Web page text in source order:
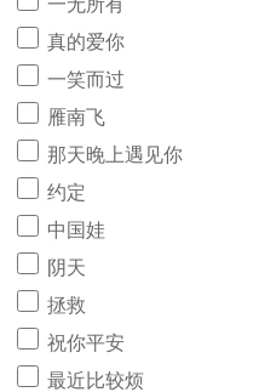
一无所有
真的爱你
一笑而过
雁南飞
那天晚上遇见你
约定
中国娃
阴天
拯救
祝你平安
最近比较烦